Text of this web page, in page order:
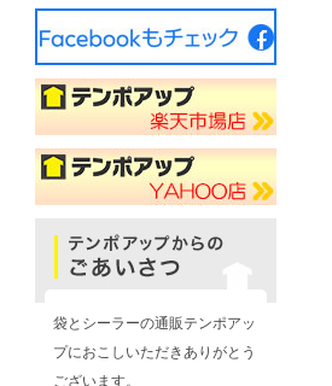
袋とシーラーの通販テンポアッ
プにおこしいただきありがとう
ございます。